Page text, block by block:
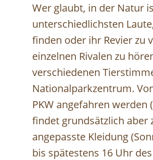
Wer glaubt, in der Natur
unterschiedlichsten
finden oder ihr Revier zu
einzelnen Rivalen zu
verschiedenen
Nationalparkzentrum.
PKW angefahren
findet grundsätzlich aber
angepasste Kleidung
bis spätestens 16 Uhr